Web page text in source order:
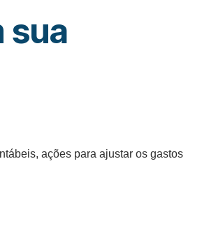
sua
ações para ajustar os gastos